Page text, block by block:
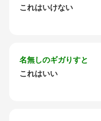
これはいけない
名無しのギガりすと
これはいい